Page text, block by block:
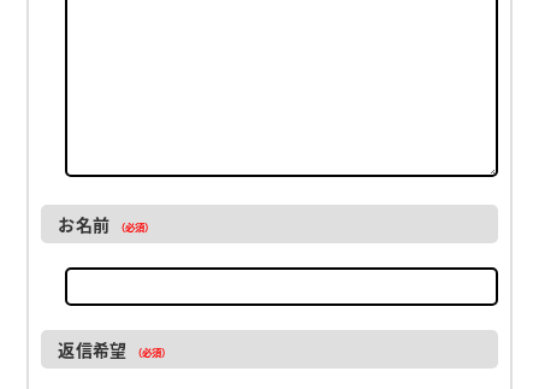
お名前 （必須）
返信希望 （必須）